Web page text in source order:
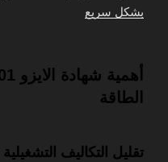
بشكل سريع
الطاقة
تقليل التكاليف التشغيلية